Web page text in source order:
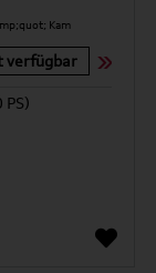
verfügbar